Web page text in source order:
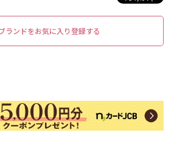
ランドをお気に入り登録する